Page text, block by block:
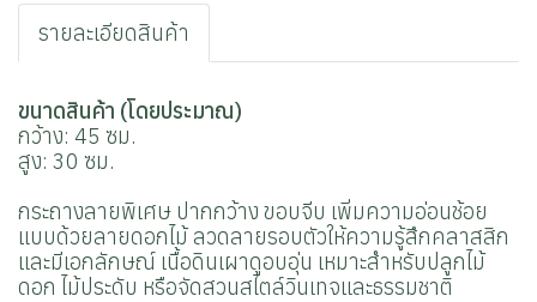
รายละเอียดสินค้า
ขนาดสินค้า (โดยประมาณ)
กว้าง: 45 ซม.
สูง: 30 ซม.
กระถางลายพิเศษ ปากกว้าง ขอบจีบ เพิ่มความอ่อนช้อย
แบบด้วยลายดอกไม้ลวดลายรอบตัวให้ความรู้สึกคลาสสิก
และมีเอกลักษณ์ เนื้อดินเผาดูอบอุ่น เหมาะสำหรับปลูกไม้
ดอก ไม้ประดับ หรือจัดสวนสไตล์วินเทจและธรรมชาติ